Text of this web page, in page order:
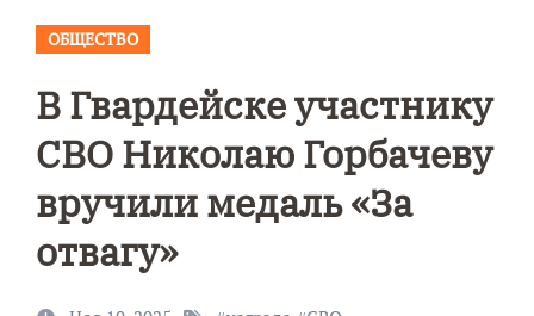
ОБЩЕСТВО
В Гвардейске участнику
СВО Николаю Горбачеву
вручили медаль «За
отвагу»